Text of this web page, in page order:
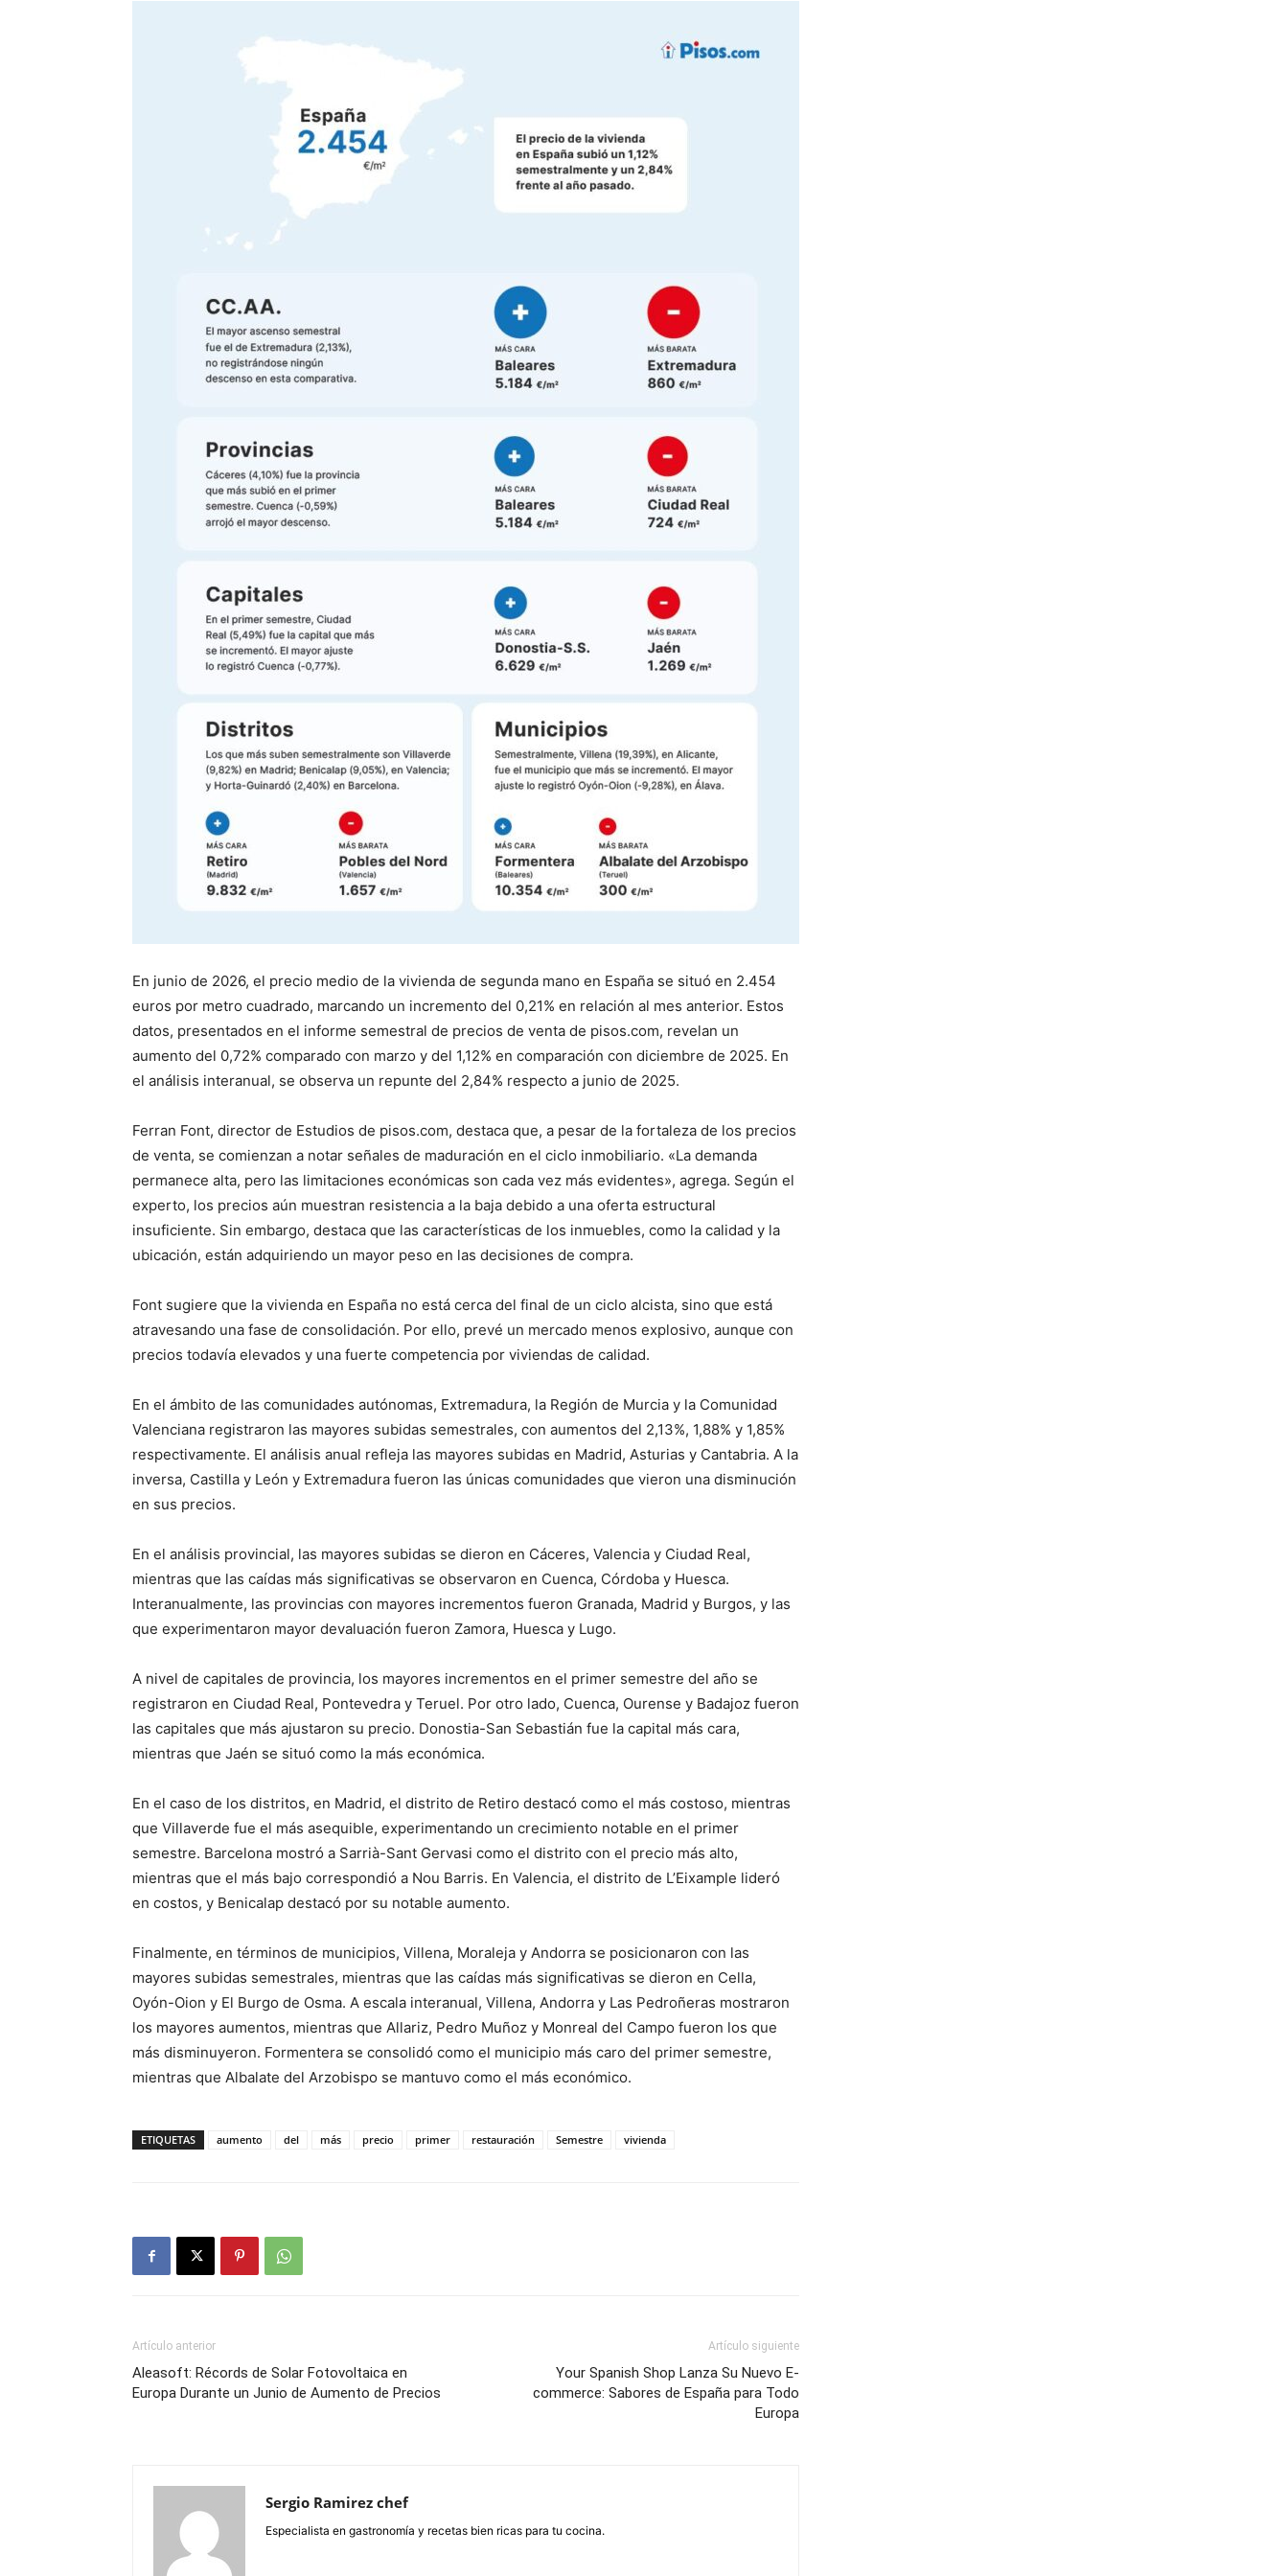
En junio de 2026, el precio medio de la vivienda de segunda mano en España se situó en 2.454
euros por metro cuadrado, marcando un incremento del 0,21% en relación al mes anterior. Estos
datos, presentados en el informe semestral de precios de venta de pisos.com, revelan un
aumento del 0,72% comparado con marzo y del 1,12% en comparación con diciembre de 2025. En
el análisis interanual, se observa un repunte del 2,84% respecto a junio de 2025.
Ferran Font, director de Estudios de pisos.com, destaca que, a pesar de la fortaleza de los precios
de venta, se comienzan a notar señales de maduración en el ciclo inmobiliario. «La demanda
permanece alta, pero las limitaciones económicas son cada vez más evidentes», agrega. Según el
experto, los precios aún muestran resistencia a la baja debido a una oferta estructural
insuficiente. Sin embargo, destaca que las características de los inmuebles, como la calidad y la
ubicación, están adquiriendo un mayor peso en las decisiones de compra.
Font sugiere que la vivienda en España no está cerca del final de un ciclo alcista, sino que está
atravesando una fase de consolidación. Por ello, prevé un mercado menos explosivo, aunque con
precios todavía elevados y una fuerte competencia por viviendas de calidad.
En el ámbito de las comunidades autónomas, Extremadura, la Región de Murcia y la Comunidad
Valenciana registraron las mayores subidas semestrales, con aumentos del 2,13%, 1,88% y 1,85%
respectivamente. El análisis anual refleja las mayores subidas en Madrid, Asturias y Cantabria. A la
inversa, Castilla y León y Extremadura fueron las únicas comunidades que vieron una disminución
en sus precios.
En el análisis provincial, las mayores subidas se dieron en Cáceres, Valencia y Ciudad Real,
mientras que las caídas más significativas se observaron en Cuenca, Córdoba y Huesca.
Interanualmente, las provincias con mayores incrementos fueron Granada, Madrid y Burgos, y las
que experimentaron mayor devaluación fueron Zamora, Huesca y Lugo.
A nivel de capitales de provincia, los mayores incrementos en el primer semestre del año se
registraron en Ciudad Real, Pontevedra y Teruel. Por otro lado, Cuenca, Ourense y Badajoz fueron
las capitales que más ajustaron su precio. Donostia-San Sebastián fue la capital más cara,
mientras que Jaén se situó como la más económica.
En el caso de los distritos, en Madrid, el distrito de Retiro destacó como el más costoso, mientras
que Villaverde fue el más asequible, experimentando un crecimiento notable en el primer
semestre. Barcelona mostró a Sarrià-Sant Gervasi como el distrito con el precio más alto,
mientras que el más bajo correspondió a Nou Barris. En Valencia, el distrito de L’Eixample lideró
en costos, y Benicalap destacó por su notable aumento.
Finalmente, en términos de municipios, Villena, Moraleja y Andorra se posicionaron con las
mayores subidas semestrales, mientras que las caídas más significativas se dieron en Cella,
Oyón-Oion y El Burgo de Osma. A escala interanual, Villena, Andorra y Las Pedroñeras mostraron
los mayores aumentos, mientras que Allariz, Pedro Muñoz y Monreal del Campo fueron los que
más disminuyeron. Formentera se consolidó como el municipio más caro del primer semestre,
mientras que Albalate del Arzobispo se mantuvo como el más económico.
ETIQUETAS aumento del más precio primer restauración Semestre vivienda
Artículo anterior
Aleasoft: Récords de Solar Fotovoltaica en
Europa Durante un Junio de Aumento de Precios
Artículo siguiente
Your Spanish Shop Lanza Su Nuevo E-
commerce: Sabores de España para Todo
Europa
Sergio Ramirez chef
Especialista en gastronomía y recetas bien ricas para tu cocina.